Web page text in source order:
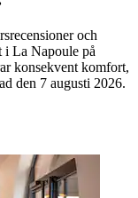
och
i La Napoule på
konsekvent komfort,
den 7 augusti 2026.